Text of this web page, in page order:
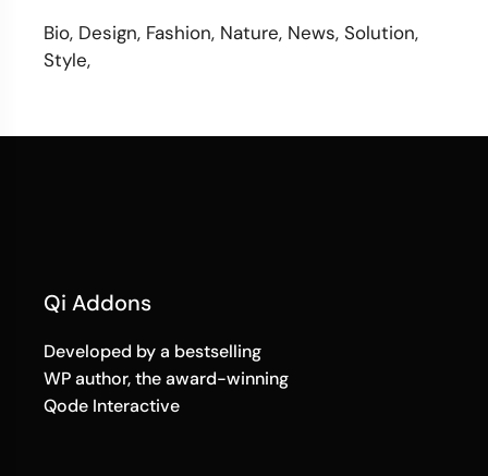
Bio Design Fashion Nature News Solution
Style
Qi Addons
Developed by a bestselling
WP author, the award-winning
Qode Interactive